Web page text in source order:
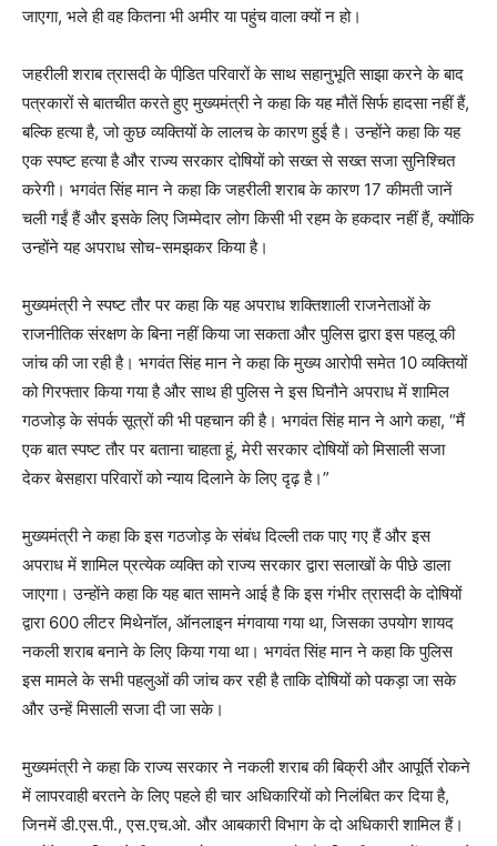
जाएगा, भले ही वह कितना भी अमीर या पहुंच वाला क्यों न हो।
जहरीली शराब त्रासदी के पीडि़त परिवारों के साथ सहानुभूति साझा करने के बाद
पत्रकारों से बातचीत करते हुए मुख्यमंत्री ने कहा कि यह मौतें सिर्फ हादसा नहीं हैं,
बल्कि हत्या है, जो कुछ व्यक्तियों के लालच के कारण हुई है। उन्होंने कहा कि यह
एक स्पष्ट हत्या है और राज्य सरकार दोषियों को सख्त से सख्त सजा सुनिश्चित
करेगी। भगवंत सिंह मान ने कहा कि जहरीली शराब के कारण 17 कीमती जानें
चली गईं हैं और इसके लिए जिम्मेदार लोग किसी भी रहम के हकदार नहीं हैं, क्योंकि
उन्होंने यह अपराध सोच-समझकर किया है।
मुख्यमंत्री ने स्पष्ट तौर पर कहा कि यह अपराध शक्तिशाली राजनेताओं के
राजनीतिक संरक्षण के बिना नहीं किया जा सकता और पुलिस द्वारा इस पहलू की
जांच की जा रही है। भगवंत सिंह मान ने कहा कि मुख्य आरोपी समेत 10 व्यक्तियों
को गिरफ्तार किया गया है और साथ ही पुलिस ने इस घिनौने अपराध में शामिल
गठजोड़ के संपर्क सूत्रों की भी पहचान की है। भगवंत सिंह मान ने आगे कहा, “मैं
एक बात स्पष्ट तौर पर बताना चाहता हूं, मेरी सरकार दोषियों को मिसाली सजा
देकर बेसहारा परिवारों को न्याय दिलाने के लिए दृढ़ है।”
मुख्यमंत्री ने कहा कि इस गठजोड़ के संबंध दिल्ली तक पाए गए हैं और इस
अपराध में शामिल प्रत्येक व्यक्ति को राज्य सरकार द्वारा सलाखों के पीछे डाला
जाएगा। उन्होंने कहा कि यह बात सामने आई है कि इस गंभीर त्रासदी के दोषियों
द्वारा 600 लीटर मिथेनॉल, ऑनलाइन मंगवाया गया था, जिसका उपयोग शायद
नकली शराब बनाने के लिए किया गया था। भगवंत सिंह मान ने कहा कि पुलिस
इस मामले के सभी पहलुओं की जांच कर रही है ताकि दोषियों को पकड़ा जा सके
और उन्हें मिसाली सजा दी जा सके।
मुख्यमंत्री ने कहा कि राज्य सरकार ने नकली शराब की बिक्री और आपूर्ति रोकने
में लापरवाही बरतने के लिए पहले ही चार अधिकारियों को निलंबित कर दिया है,
जिनमें डी.एस.पी., एस.एच.ओ. और आबकारी विभाग के दो अधिकारी शामिल हैं।